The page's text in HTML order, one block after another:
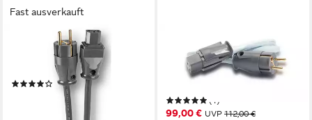
Fast ausverkauft
SUPRA CABLES
LoRad Netzkabel 2.5 SPC
1,0m Stromkabel, (100 cm)
(1)
ab 169,00 €
lieferbar - in 2-3 Werktagen bei dir
SUPRA CABLES
Supra Cables LoRad
Netzkabel 2.5 MKII EU
(1)
99,00 € UVP 112,00 €